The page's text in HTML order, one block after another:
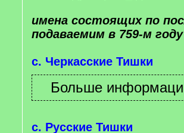
имена состоящих по
подаваемим в 759-м
с. Черкасские Тишки
с. Русские Тишки